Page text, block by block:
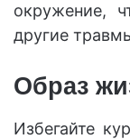
окружение,
другие
Образ
Избегайте